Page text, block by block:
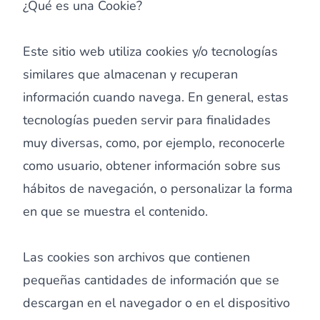
¿Qué es una Cookie?
Este sitio web utiliza cookies y/o tecnologías
similares que almacenan y recuperan
información cuando navega. En general, estas
tecnologías pueden servir para finalidades
muy diversas, como, por ejemplo, reconocerle
como usuario, obtener información sobre sus
hábitos de navegación, o personalizar la forma
en que se muestra el contenido.
Las cookies son archivos que contienen
pequeñas cantidades de información que se
descargan en el navegador o en el dispositivo